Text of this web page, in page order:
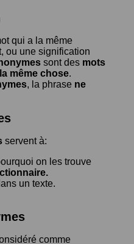
qui a la même
ou une signification
sont des mots
même chose.
, la phrase ne
servent à:
on les trouve
un texte.
comme